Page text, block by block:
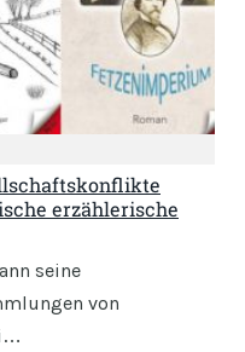
erzählerische
seine
von